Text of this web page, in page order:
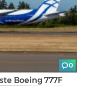
0
Boeing 777F